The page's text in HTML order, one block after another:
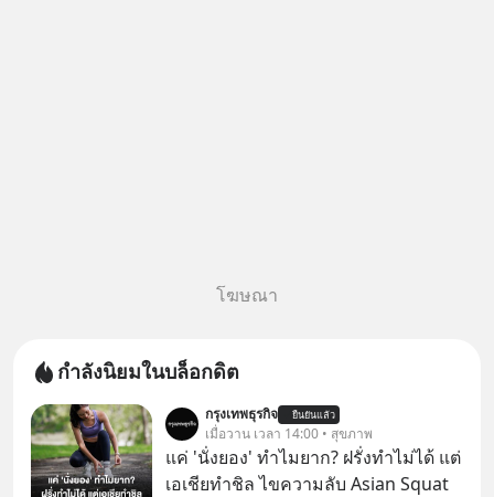
โฆษณา
กำลังนิยมในบล็อกดิต
กรุงเทพธุรกิจ ยืนยันแล้ว
เมื่อวาน เวลา 14:00 • สุขภาพ
แค่ 'นั่งยอง' ทำไมยาก? ฝรั่งทำไม่ได้ แต่
เอเชียทำชิล ไขความลับ Asian Squat